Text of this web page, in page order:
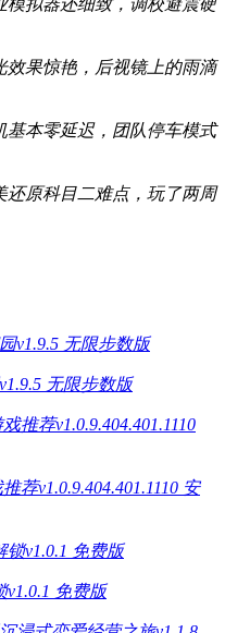
效果惊艳，后视镜上的雨滴
基本零延迟，团队停车模式
还原科目二难点，玩了两周
无限步数版
荐v1.0.9.404.401.1110 安
免费版